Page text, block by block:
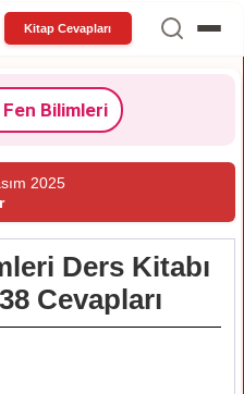
Kitap Cevapları
Fen Bilimleri
2025
Ders Kitabı
Cevapları